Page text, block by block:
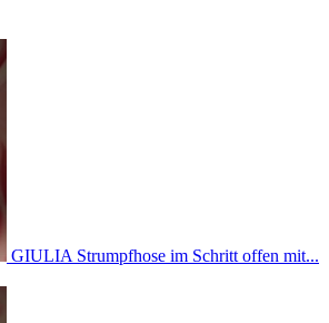
GIULIA Strumpfhose im Schritt offen mit...